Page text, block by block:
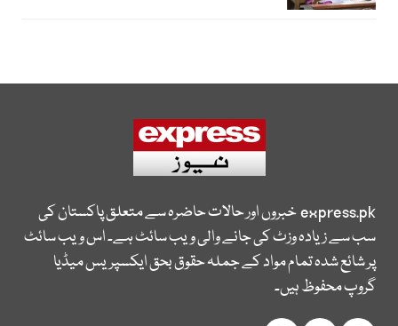
express.pkخبروں اور حالات حاضرہ سے متعلق پاکستان کی
سب سے زیادہ وزٹ کی جانے والی ویب سائٹ ہے۔ اس ویب سائٹ
پر شائع شدہ تمام مواد کے جملہ حقوق بحق ایکسپریس میڈیا
گروپ محفوظ ہیں۔